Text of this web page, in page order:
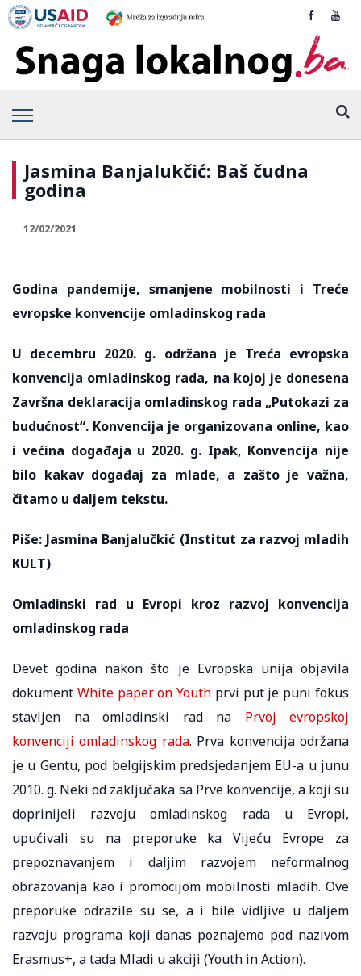
Jasmina Banjalukčić: Baš čudna
godina
12/02/2021
Godina pandemije, smanjene mobilnosti i Treće
evropske konvencije omladinskog rada
U decembru 2020. g. održana je Treća evropska
konvencija omladinskog rada, na kojoj je donesena
Završna deklaracija omladinskog rada „Putokazi za
budućnost“. Konvencija je organizovana online, kao
i većina događaja u 2020. g. Ipak, Konvencija nije
bilo kakav događaj za mlade, a zašto je važna,
čitamo u daljem tekstu.
Piše: Jasmina Banjalučkić (Institut za razvoj mladih
KULT)
Omladinski rad u Evropi kroz razvoj konvencija
omladinskog rada
Devet godina nakon što je Evropska unija objavila
dokument White paper on Youth prvi put je puni fokus
stavljen na omladinski rad na Prvoj evropskoj
konvenciji omladinskog rada. Prva konvencija održana
je u Gentu, pod belgijskim predsjedanjem EU-a u junu
2010. g. Neki od zaključaka sa Prve konvencije, a koji su
doprinijeli razvoju omladinskog rada u Evropi,
upućivali su na preporuke ka Vijeću Evrope za
prepoznavanjem i daljim razvojem neformalnog
obrazovanja kao i promocijom mobilnosti mladih. Ove
preporuke odrazile su se, a i bile vidljive u daljem
razvoju programa koji danas poznajemo pod nazivom
Erasmus+, a tada Mladi u akciji (Youth in Action).